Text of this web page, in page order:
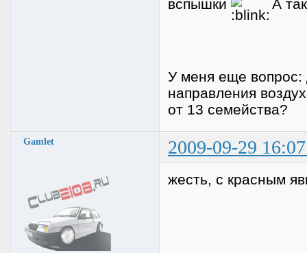
вспышки
А
У меня еще вопрос:
направления
от 13 семейства?
Gamlet 2009-09-29
жесть, с красным